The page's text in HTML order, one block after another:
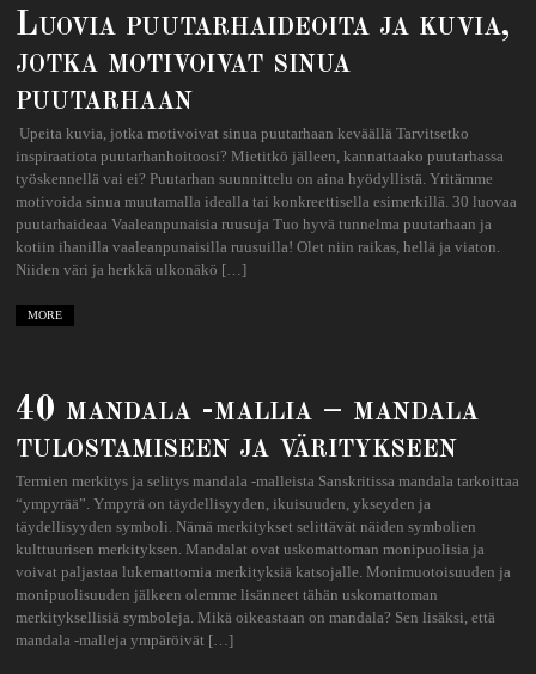
Luovia puutarhaideoita ja kuvia,
jotka motivoivat sinua
puutarhaan
Upeita kuvia, jotka motivoivat sinua puutarhaan keväällä Tarvitsetko
inspiraatiota puutarhanhoitoosi? Mietitkö jälleen, kannattaako puutarhassa
työskennellä vai ei? Puutarhan suunnittelu on aina hyödyllistä. Yritämme
motivoida sinua muutamalla idealla tai konkreettisella esimerkillä. 30 luovaa
puutarhaideaa Vaaleanpunaisia ​​ruusuja Tuo hyvä tunnelma puutarhaan ja
kotiin ihanilla vaaleanpunaisilla ruusuilla! Olet niin raikas, hellä ja viaton.
Niiden väri ja herkkä ulkonäkö […]
MORE
40 mandala -mallia – mandala
tulostamiseen ja väritykseen
Termien merkitys ja selitys mandala -malleista Sanskritissa mandala tarkoittaa
“ympyrää”. Ympyrä on täydellisyyden, ikuisuuden, ykseyden ja
täydellisyyden symboli. Nämä merkitykset selittävät näiden symbolien
kulttuurisen merkityksen. Mandalat ovat uskomattoman monipuolisia ja
voivat paljastaa lukemattomia merkityksiä katsojalle. Monimuotoisuuden ja
monipuolisuuden jälkeen olemme lisänneet tähän uskomattoman
merkityksellisiä symboleja. Mikä oikeastaan ​​on mandala? Sen lisäksi, että
mandala -malleja ympäröivät […]